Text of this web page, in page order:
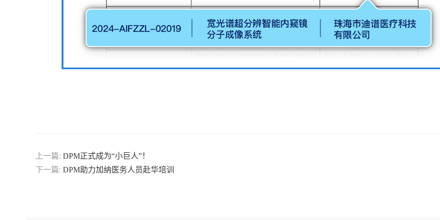
上一篇: DPM正式成为“小巨人”！
下一篇: DPM助力加纳医务人员赴华培训